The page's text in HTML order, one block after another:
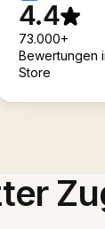
4.4
73.000+
Bewertungen
Store